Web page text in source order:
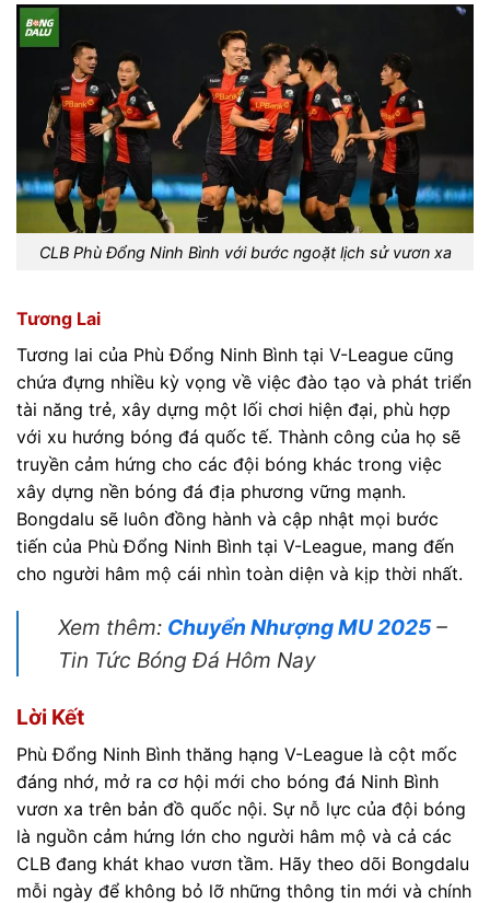
CLB Phù Đổng Ninh Bình với bước ngoặt lịch sử vươn xa
Tương Lai
Tương lai của Phù Đổng Ninh Bình tại V-League cũng
chứa đựng nhiều kỳ vọng về việc đào tạo và phát triển
tài năng trẻ, xây dựng một lối chơi hiện đại, phù hợp
với xu hướng bóng đá quốc tế. Thành công của họ sẽ
truyền cảm hứng cho các đội bóng khác trong việc
xây dựng nền bóng đá địa phương vững mạnh.
Bongdalu sẽ luôn đồng hành và cập nhật mọi bước
tiến của Phù Đổng Ninh Bình tại V-League, mang đến
cho người hâm mộ cái nhìn toàn diện và kịp thời nhất.
Xem thêm: Chuyển Nhượng MU 2025 –
Tin Tức Bóng Đá Hôm Nay
Lời Kết
Phù Đổng Ninh Bình thăng hạng V-League là cột mốc
đáng nhớ, mở ra cơ hội mới cho bóng đá Ninh Bình
vươn xa trên bản đồ quốc nội. Sự nỗ lực của đội bóng
là nguồn cảm hứng lớn cho người hâm mộ và cả các
CLB đang khát khao vươn tầm. Hãy theo dõi Bongdalu
mỗi ngày để không bỏ lỡ những thông tin mới và chính